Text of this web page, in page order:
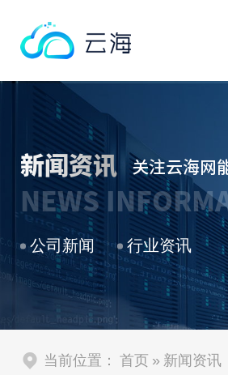
新闻资讯 关注云海网
NEWS
公司新闻 行业资讯
当前位置： 首页 » 新闻资讯